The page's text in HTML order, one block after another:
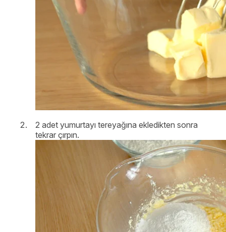
2 adet yumurtayı tereyağına ekledikten sonra
tekrar çırpın.